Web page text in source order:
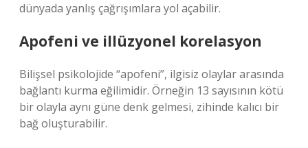
dünyada yanlış çağrışımlara yol açabilir.
Apofeni ve illüzyonel korelasyon
Bilişsel psikolojide “apofeni”, ilgisiz olaylar arasında
bağlantı kurma eğilimidir. Örneğin 13 sayısının kötü
bir olayla aynı güne denk gelmesi, zihinde kalıcı bir
bağ oluşturabilir.